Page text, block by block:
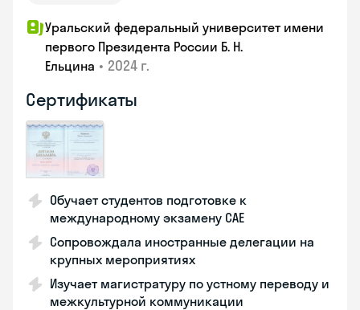
Уральский федеральный университет имени
первого Президента России Б. Н.
Ельцина • 2024 г.
Сертификаты
Обучает студентов подготовке к
международному экзамену CAE
Сопровождала иностранные делегации на
крупных мероприятиях
Изучает магистратуру по устному переводу и
межкультурной коммуникации